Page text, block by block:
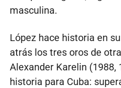
masculina.
López hace historia en
atrás los tres oros de
Alexander Karelin (1988,
historia para Cuba: